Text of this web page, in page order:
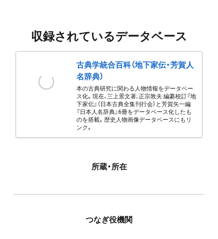
収録されているデータベース
古典学統合百科（地下家伝・芳賀人
名辞典）
本の古典研究に関わる人物情報をデータベー
ス化。現在、三上景文著; 正宗敦夫 編纂校訂『地
下家伝』（日本古典全集刊行会）と芳賀矢一編
『日本人名辞典』6冊をデータベース化したも
のを搭載。歴史人物画像データベースにもリ
ンク。
所蔵・所在
つなぎ役機関